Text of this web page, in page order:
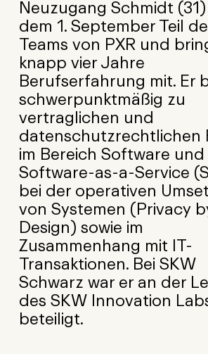
Neuzugang Schmidt
dem 1. September Teil
Teams von PXR und
knapp vier Jahre
Berufserfahrung mit. Er
schwerpunktmäßig zu
vertraglichen und
datenschutzrechtlichen
im Bereich Software und
Software-as-a-Service
bei der operativen
von Systemen (Privacy
Design) sowie im
Zusammenhang mit IT-
Transaktionen. Bei SKW
Schwarz war er an der
des SKW Innovation
beteiligt.